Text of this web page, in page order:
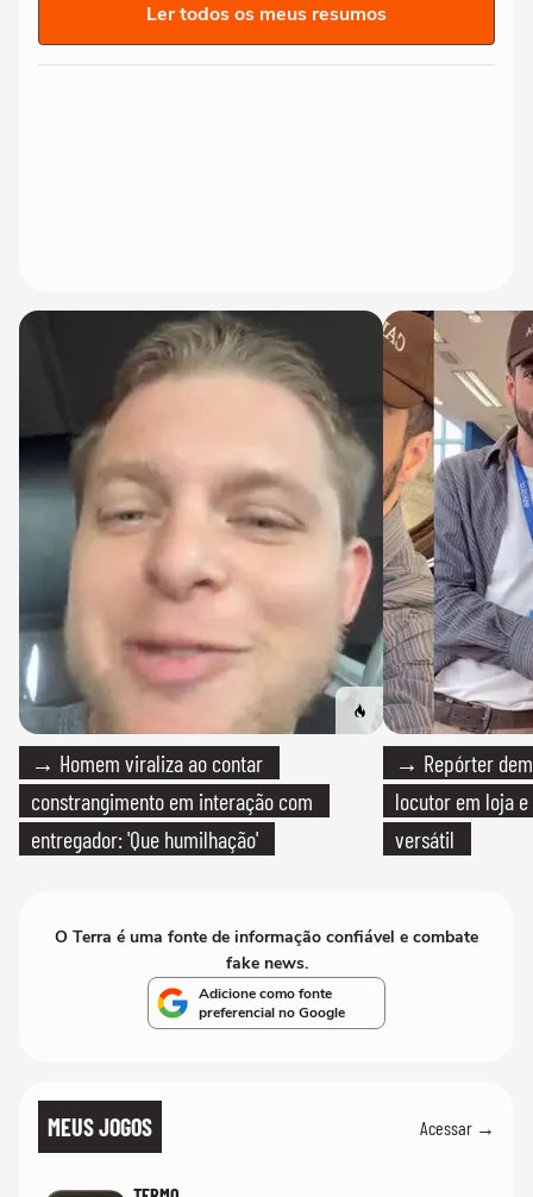
Ler todos os meus resumos
→ Homem viraliza ao contar
constrangimento em interação com
entregador: 'Que humilhação'
→ Repórter
locutor em loja
versátil
O Terra é uma fonte de informação confiável e combate
fake news.
Adicione como fonte
preferencial no Google
MEUS JOGOS Acessar →